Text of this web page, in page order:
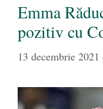
Emma
pozitiv cu
13 decembrie 2021